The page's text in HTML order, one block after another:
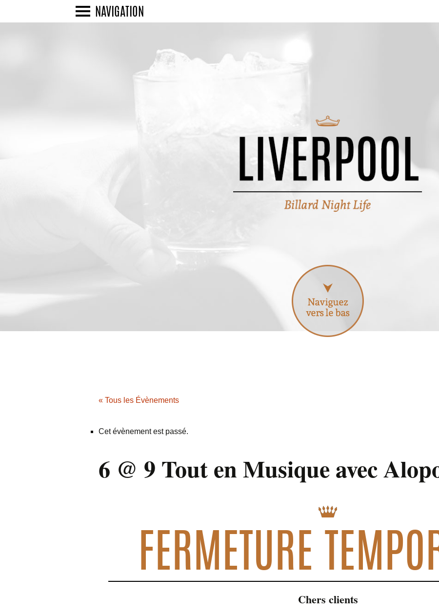
NAVIGATION
« Tous les Évènements
Cet évènement est passé.
6 @ 9 Tout en Musique avec
FERMETURE
Chers clients